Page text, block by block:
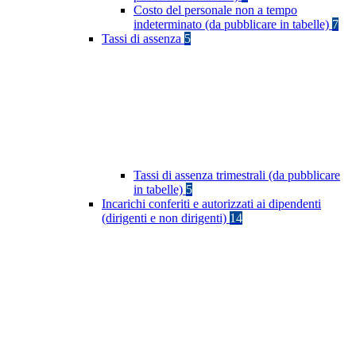
Costo del personale non a tempo
indeterminato (da pubblicare in tabelle) 7
Tassi di assenza 5
Tassi di assenza trimestrali (da pubblicare
in tabelle) 5
Incarichi conferiti e autorizzati ai dipendenti
(dirigenti e non dirigenti) 14